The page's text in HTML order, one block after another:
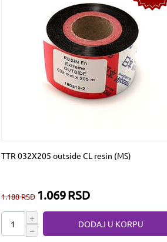
TTR 032X205 outside CL resin (MS)
1.188RSD 1.069RSD
+
−
DODAJ U KORPU